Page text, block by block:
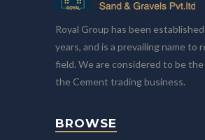
Royal Group has been
years, and is a prevailing name to
field. We are considered to be
the Cement trading business.
BROWSE